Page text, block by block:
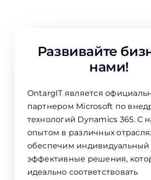
Развивайте
нами!
OntargIT является
партнером Microsoft по
технологий Dynamics 365. С
опытом в различных
обеспечим индивидуальный
эффективные решения,
идеально соответствовать